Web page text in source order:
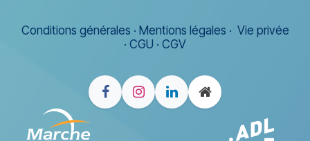
Conditions générales · Mentions légales · Vie privée
· CGU · CGV